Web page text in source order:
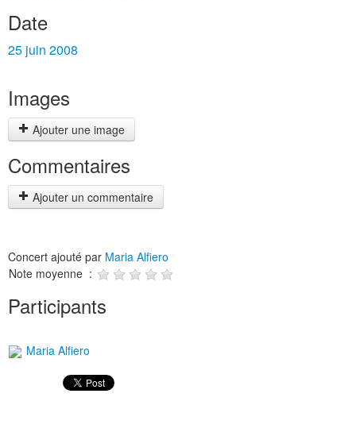
Date
25 juin 2008
Images
Ajouter une image
Commentaires
Ajouter un commentaire
Concert ajouté par Maria Alfiero
Note moyenne :
Participants
Maria Alfiero